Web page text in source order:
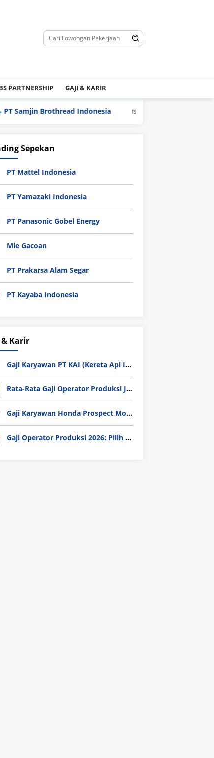
PARTNERSHIP GAJI & KARIR
Indonesia PT Techno Indonesia (TSSI
Sepekan
PT Mattel Indonesia
PT Yamazaki Indonesia
PT Panasonic Gobel Energy
Mie Gacoan
PT Prakarsa Alam Segar
PT Kayaba Indonesia
& Karir
Gaji Karyawan PT KAI (Kereta Api Indonesia) Update 2025
Rata-Rata Gaji Operator Produksi Jabodetabek 2025: Bedah Tuntas UMK, Lemburan, dan Realita Hidup Buruh
Gaji Karyawan Honda Prospect Motor Semua Divisi
Gaji Operator Produksi 2026: Pilih PT Astra Honda Motor (AHM) atau Manufaktur di Jepang?